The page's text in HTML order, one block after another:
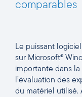
comparables
Le puissant
sur Microsoft®
importante dans
l’évaluation des
du matériel utilisé.